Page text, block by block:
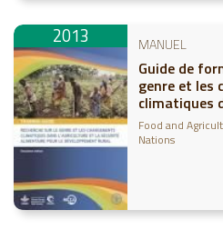
2013 MANUEL
Guide de
genre et les
climatiques
sécurité
Food and
Nations